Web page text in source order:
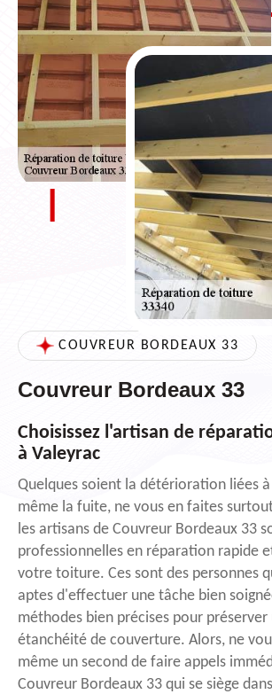
COUVREUR BORDEAUX 33
Couvreur Bordeaux 33
Choisissez l'artisan de
à Valeyrac
Quelques soient la détérioration liées
même la fuite, ne vous en faites
les artisans de Couvreur Bordeaux 33
professionnelles en réparation rapide
votre toiture. Ces sont des personnes
aptes d'effectuer une tâche bien
méthodes bien précises pour
étanchéité de couverture. Alors, ne
même un second de faire appels
Couvreur Bordeaux 33 qui se siège